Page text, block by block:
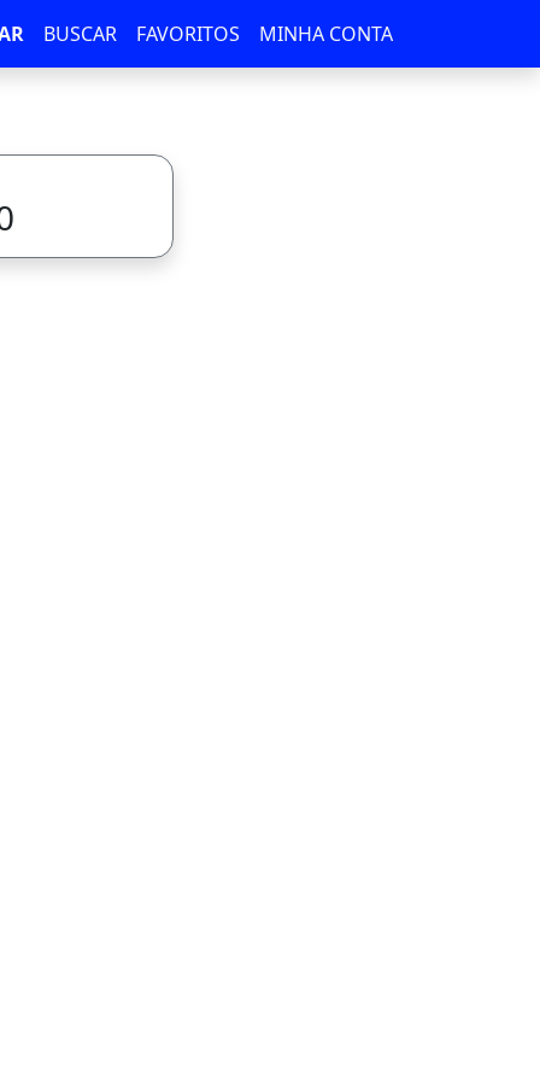
BUSCAR FAVORITOS MINHA CONTA